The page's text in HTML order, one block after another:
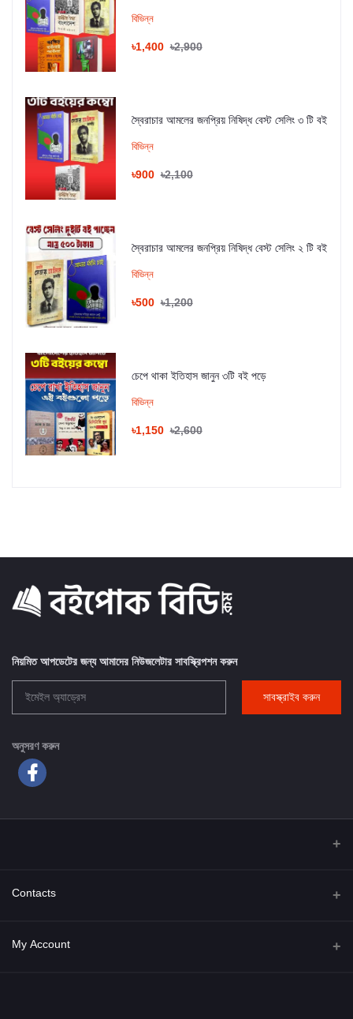
বিভিন্ন
৳1,400 ৳2,900
স্বৈরাচার আমলের জনপ্রিয় নিষিদ্ধ বেস্ট সেলিং ৩ টি বই
বিভিন্ন
৳900 ৳2,100
স্বৈরাচার আমলের জনপ্রিয় নিষিদ্ধ বেস্ট সেলিং ২ টি বই
বিভিন্ন
৳500 ৳1,200
চেপে থাকা ইতিহাস জানুন ৩টি বই পড়ে
বিভিন্ন
৳1,150 ৳2,600
নিয়মিত আপডেটের জন্য আমাদের নিউজলেটার সাবস্ক্রিপশন করুন
সাবস্ক্রাইব করুন
অনুসরণ করুন
Contacts
Address
My Account